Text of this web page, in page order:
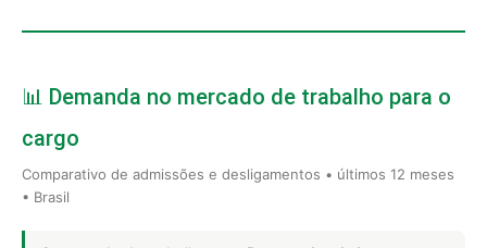
📊 Demanda no mercado de trabalho para o
cargo
Comparativo de admissões e desligamentos • últimos 12 meses
• Brasil